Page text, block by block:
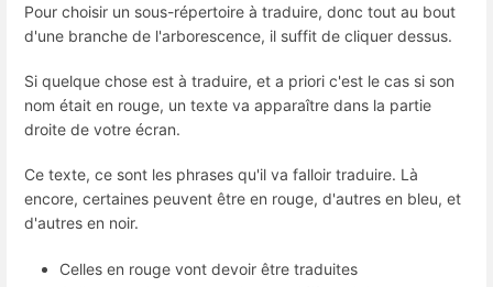
Pour choisir un sous-répertoire à traduire, donc tout au bout
d'une branche de l'arborescence, il suffit de cliquer dessus.
Si quelque chose est à traduire, et a priori c'est le cas si son
nom était en rouge, un texte va apparaître dans la partie
droite de votre écran.
Ce texte, ce sont les phrases qu'il va falloir traduire. Là
encore, certaines peuvent être en rouge, d'autres en bleu, et
d'autres en noir.
Celles en rouge vont devoir être traduites